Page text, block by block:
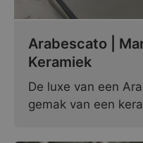
Arabescato |
Keramiek
De luxe van een
gemak van een